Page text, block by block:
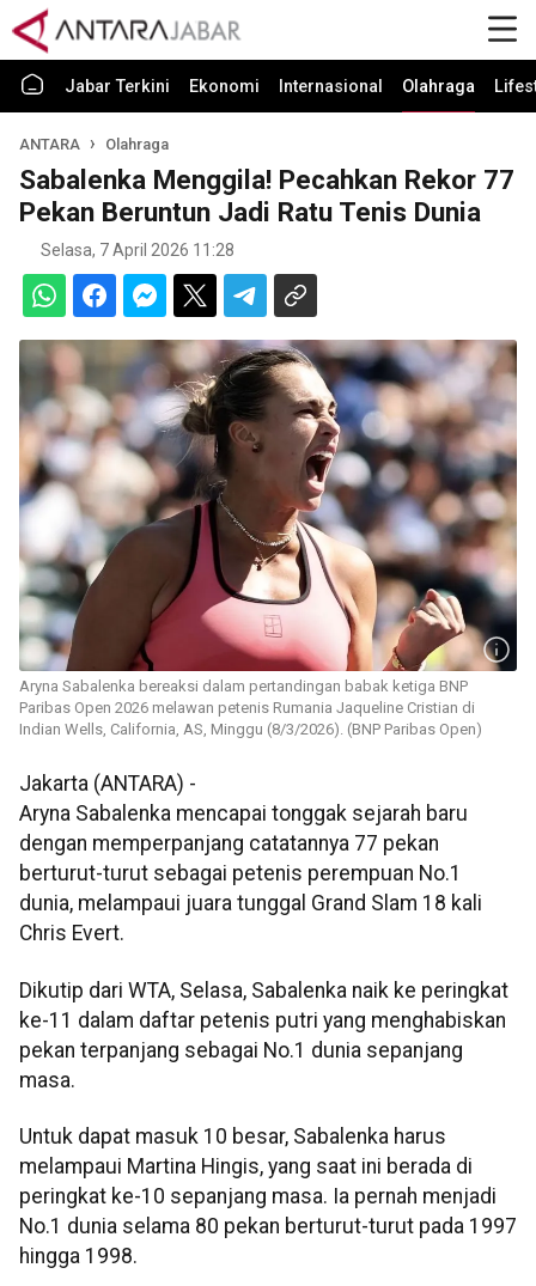
Jabar Terkini Ekonomi Internasional Olahraga
ANTARA Olahraga
Sabalenka Menggila! Pecahkan Rekor 77
Pekan Beruntun Jadi Ratu Tenis Dunia
Selasa, 7 April 2026 11:28
Aryna Sabalenka bereaksi dalam pertandingan babak ketiga BNP
Paribas Open 2026 melawan petenis Rumania Jaqueline Cristian di
Indian Wells, California, AS, Minggu (8/3/2026). (BNP Paribas Open)
Jakarta (ANTARA) -
Aryna Sabalenka mencapai tonggak sejarah baru
dengan memperpanjang catatannya 77 pekan
berturut-turut sebagai petenis perempuan No.1
dunia, melampaui juara tunggal Grand Slam 18 kali
Chris Evert.
Dikutip dari WTA, Selasa, Sabalenka naik ke peringkat
ke-11 dalam daftar petenis putri yang menghabiskan
pekan terpanjang sebagai No.1 dunia sepanjang
masa.
Untuk dapat masuk 10 besar, Sabalenka harus
melampaui Martina Hingis, yang saat ini berada di
peringkat ke-10 sepanjang masa. Ia pernah menjadi
No.1 dunia selama 80 pekan berturut-turut pada 1997
hingga 1998.